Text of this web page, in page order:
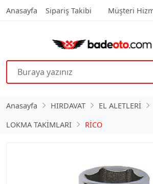
Anasayfa Sipariş Takibi Müşteri
Anasayfa HIRDAVAT
EL ALETLERİ
LOKMA TAKİMLARI
RİCO